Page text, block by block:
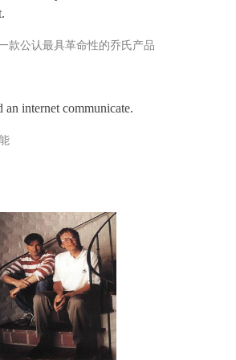
款公认最具革命性的乔氏产品
an internet communicate.